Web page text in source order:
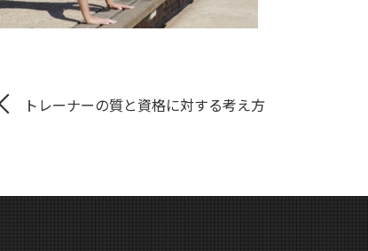
トレーナーの質と資格に対する考え方